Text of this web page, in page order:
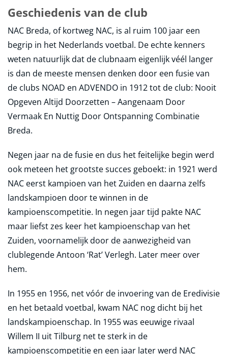
Geschiedenis van de club
NAC Breda, of kortweg NAC, is al ruim 100 jaar een
begrip in het Nederlands voetbal. De echte kenners
weten natuurlijk dat de clubnaam eigenlijk véél langer
is dan de meeste mensen denken door een fusie van
de clubs NOAD en ADVENDO in 1912 tot de club: Nooit
Opgeven Altijd Doorzetten – Aangenaam Door
Vermaak En Nuttig Door Ontspanning Combinatie
Breda.
Negen jaar na de fusie en dus het feitelijke begin werd
ook meteen het grootste succes geboekt: in 1921 werd
NAC eerst kampioen van het Zuiden en daarna zelfs
landskampioen door te winnen in de
kampioenscompetitie. In negen jaar tijd pakte NAC
maar liefst zes keer het kampioenschap van het
Zuiden, voornamelijk door de aanwezigheid van
clublegende Antoon ‘Rat’ Verlegh. Later meer over
hem.
In 1955 en 1956, net vóór de invoering van de Eredivisie
en het betaald voetbal, kwam NAC nog dicht bij het
landskampioenschap. In 1955 was eeuwige rivaal
Willem II uit Tilburg net te sterk in de
kampioenscompetitie en een jaar later werd NAC